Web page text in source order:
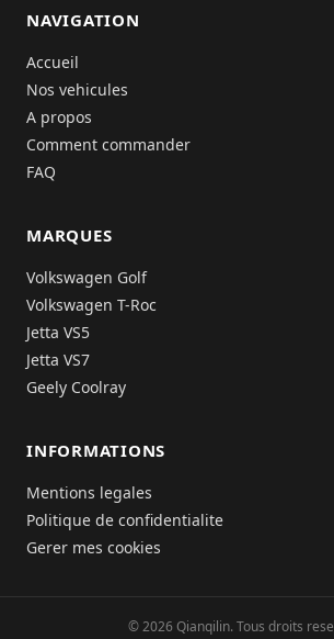
NAVIGATION
Accueil
Nos vehicules
A propos
Comment commander
FAQ
MARQUES
Volkswagen Golf
Volkswagen T-Roc
Jetta VS5
Jetta VS7
Geely Coolray
INFORMATIONS
Mentions legales
Politique de confidentialite
Gerer mes cookies
© 2026 Qianqilin. Tous droits